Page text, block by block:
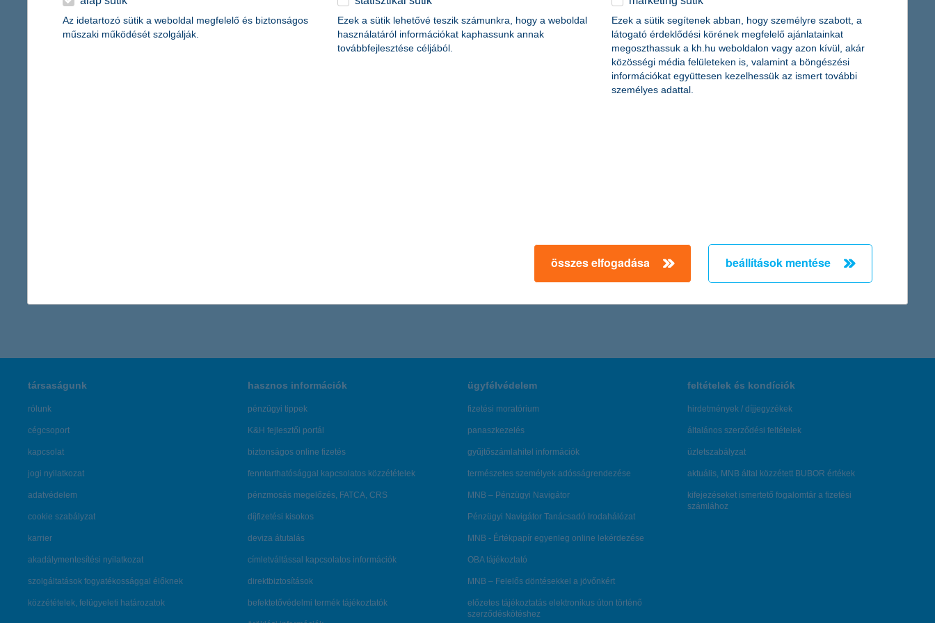
← Első utolsó →
társaságunk
rólunk
cégcsoport
kapcsolat
jogi nyilatkozat
adatvédelem
cookie szabályzat
karrier
akadálymentesítési nyilatkozat
szolgáltatások fogyatékossággal élőknek
közzétételek, felügyeleti határozatok
hasznos információk
pénzügyi tippek
K&H fejlesztői portál
biztonságos online fizetés
fenntarthatósággal kapcsolatos közzétételek
pénzmosás megelőzés, FATCA, CRS
díjfizetési kisokos
deviza átutalás
címletváltással kapcsolatos információk
direktbiztosítások
befektetővédelmi termék tájékoztatók
ügyfélvédelem
fizetési moratórium
panaszkezelés
gyűjtőszámlahitel információk
természetes személyek adósságrendezése
MNB – Pénzügyi Navigátor
Pénzügyi Navigátor Tanácsadó Irodahálózat
MNB - Értékpapír egyenleg online lekérdezése
OBA tájékoztató
MNB – Felelős döntésekkel a jövőnkért
előzetes tájékoztatás elektronikus úton történő
szerződéskötéshez
feltételek és kondíciók
hirdetmények / díjjegyzékek
általános szerződési feltételek
üzletszabályzat
aktuális, MNB által közzétett BUBOR értékek
kifejezéseket ismertető fogalomtár a fizetési
számlához
Az idetartozó sütik a weboldal megfelelő és biztonságos
műszaki működését szolgálják.
Ezek a sütik lehetővé teszik számunkra, hogy a weboldal
használatáról információkat kaphassunk annak
továbbfejlesztése céljából.
Ezek a sütik segítenek abban, hogy személyre szabott, a
látogató érdeklődési körének megfelelő ajánlatainkat
megoszthassuk a kh.hu weboldalon vagy azon kívül, akár
közösségi média felületeken is, valamint a böngészési
információkat együttesen kezelhessük az ismert további
személyes adattal.
összes elfogadása beállítások mentése